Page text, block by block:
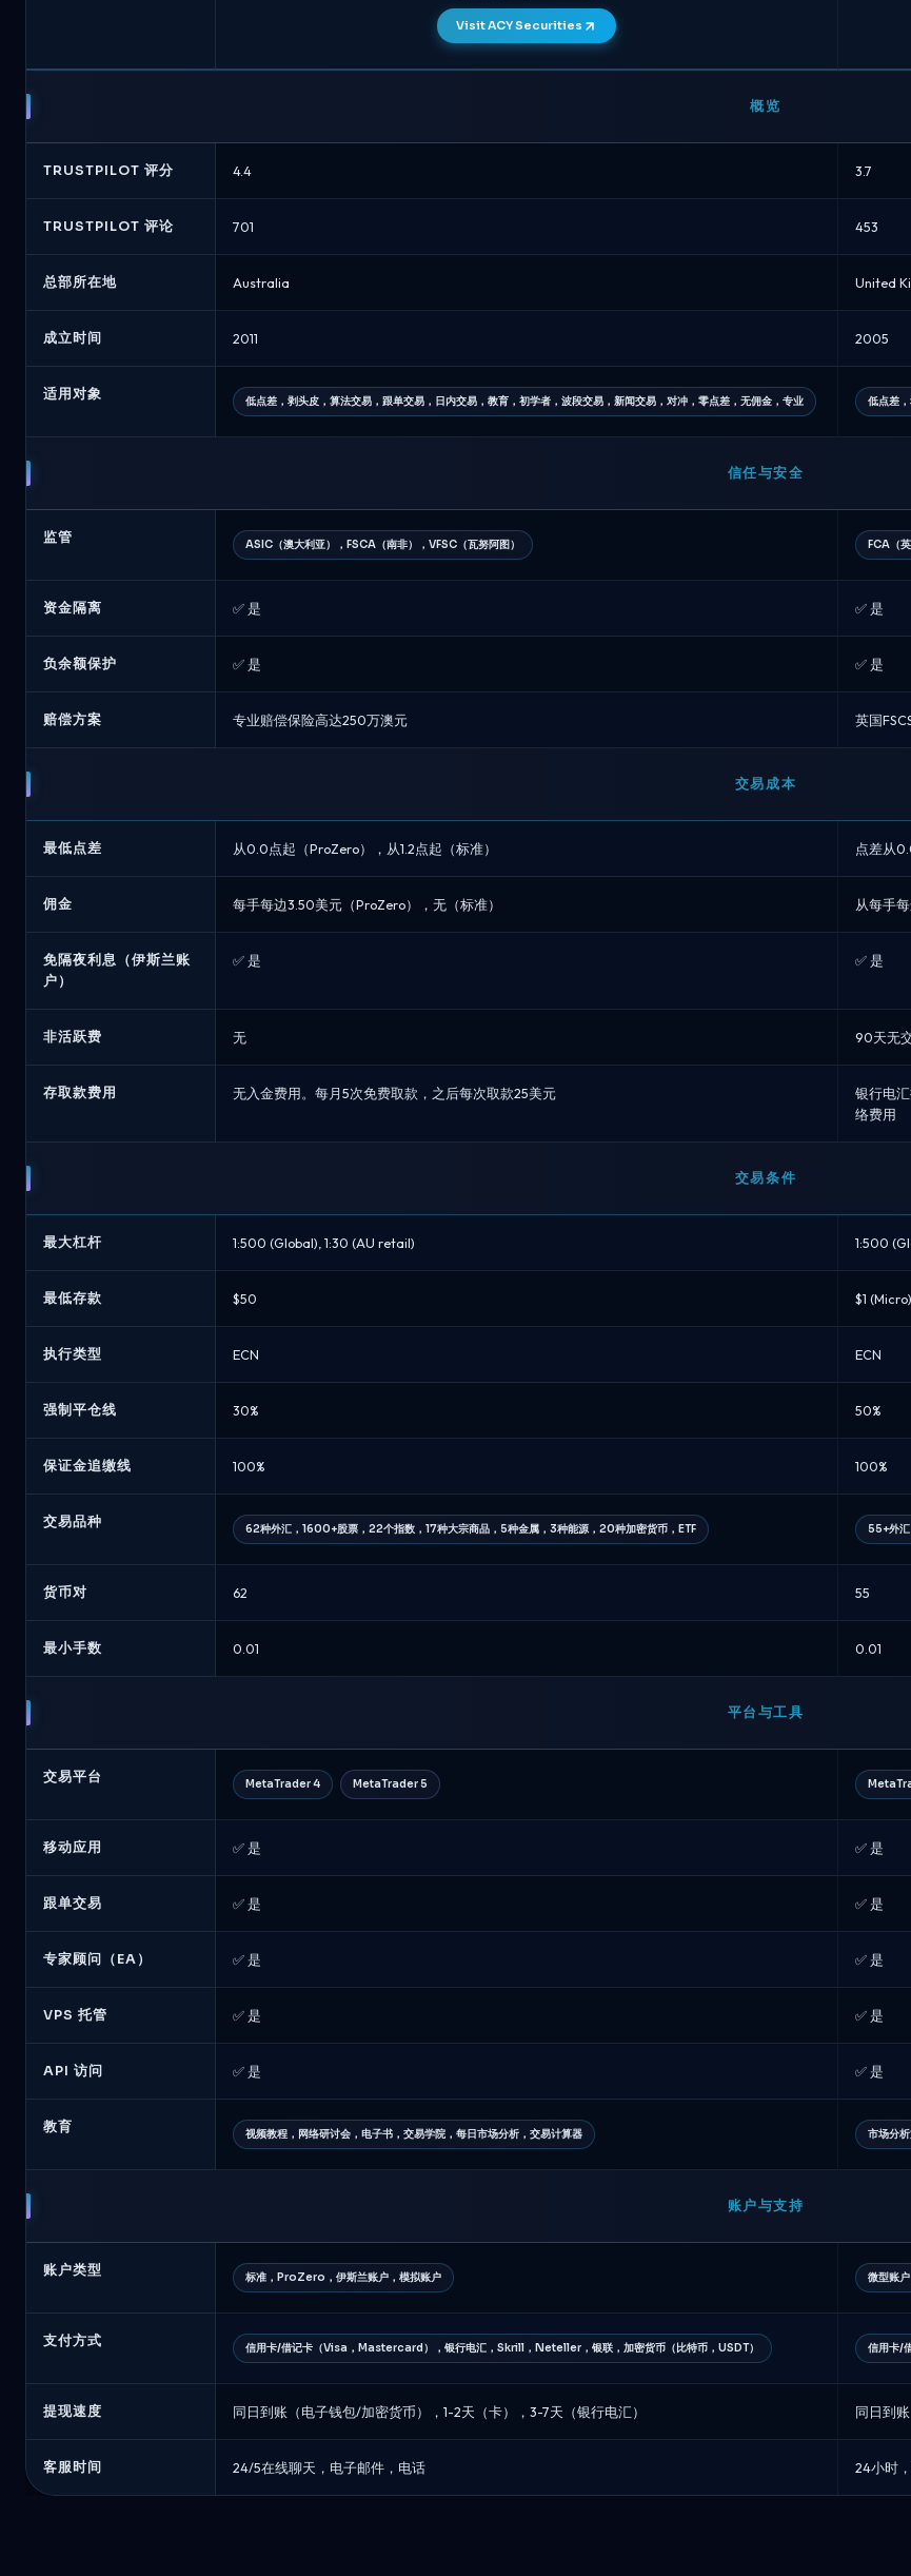
Securities
对
比
FXOpen
Visit ACY Securities
概览
TRUSTPILOT 评分 4.4 3.7
TRUSTPILOT 评论 701 453
总部所在地 Australia United
成立时间 2011 2005
适用对象 低点差，剥头皮，算法交易，跟单交易，日内交易，教育，初学者，波段交易，新闻交易，对冲，零点差，无佣金，专业 低点差
信任与安全
监管 ASIC（澳大利亚），FSCA（南非），VFSC（瓦努阿图） FCA（
资金隔离 ✅ 是 ✅ 是
负余额保护 ✅ 是 ✅ 是
赔偿方案 专业赔偿保险高达250万澳元 英国
交易成本
最低点差 从0.0点起（ProZero），从1.2点起（标准） 点差从
佣金 每手每边3.50美元（ProZero），无（标准） 从每手
免隔夜利息（伊斯兰账
户）
✅ 是 ✅ 是
非活跃费 无 90天无
存取款费用 无入金费用。每月5次免费取款，之后每次取款25美元
银行电
络费用
交易条件
最大杠杆 1:500 (Global), 1:30 (AU retail) 1:500
最低存款 $50 $1
执行类型 ECN ECN
强制平仓线 30% 50%
保证金追缴线 100% 100%
交易品种 62种外汇，1600+股票，22个指数，17种大宗商品，5种金属，3种能源，20种加密货币，ETF 55+外
货币对 62 55
最小手数 0.01 0.01
平台与工具
交易平台 MetaTrader 4 MetaTrader 5
移动应用 ✅ 是 ✅ 是
跟单交易 ✅ 是 ✅ 是
专家顾问（EA） ✅ 是 ✅ 是
VPS 托管 ✅ 是 ✅ 是
API 访问 ✅ 是 ✅ 是
教育 视频教程，网络研讨会，电子书，交易学院，每日市场分析，交易计算器 市场分
账户与支持
账户类型 标准，ProZero，伊斯兰账户，模拟账户 微型账
支付方式 信用卡/借记卡（Visa，Mastercard），银行电汇，Skrill，Neteller，银联，加密货币（比特币，USDT） 信用卡/
提现速度 同日到账（电子钱包/加密货币），1-2天（卡），3-7天（银行电汇） 同日到
客服时间 24/5在线聊天，电子邮件，电话 24小时